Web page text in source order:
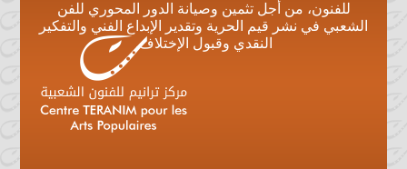
للفنون، من أجل تثمين وصيانة الدور المحوري للفن
الشعبي في نشر قيم الحرية وتقدير الإبداع الفني والتفكير
النقدي وقبول الإختلاف.